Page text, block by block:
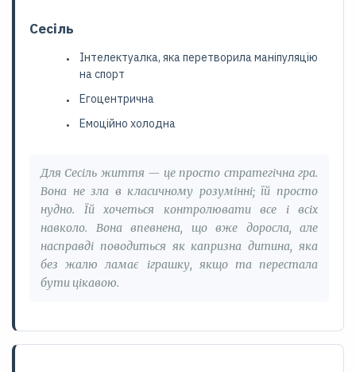
Сесіль
Інтелектуалка, яка перетворила маніпуляцію
на спорт
Егоцентрична
Емоційно холодна
Для Сесіль життя — це просто стратегічна гра.
Вона не зла в класичному розумінні; їй просто
нудно. Їй хочеться контролювати все і всіх
навколо. Вона впевнена, що вже доросла, але
насправді поводиться як капризна дитина, яка
без жалю ламає іграшку, якщо та перестала
бути цікавою.